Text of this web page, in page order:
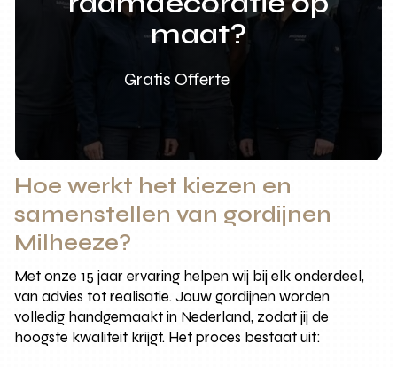
maat?
Gratis Offerte
Hoe werkt het kiezen en
samenstellen van gordijnen
Milheeze?
Met onze 15 jaar ervaring helpen wij bij elk onderdeel,
van advies tot realisatie. Jouw gordijnen worden
volledig handgemaakt in Nederland, zodat jij de
hoogste kwaliteit krijgt. Het proces bestaat uit: